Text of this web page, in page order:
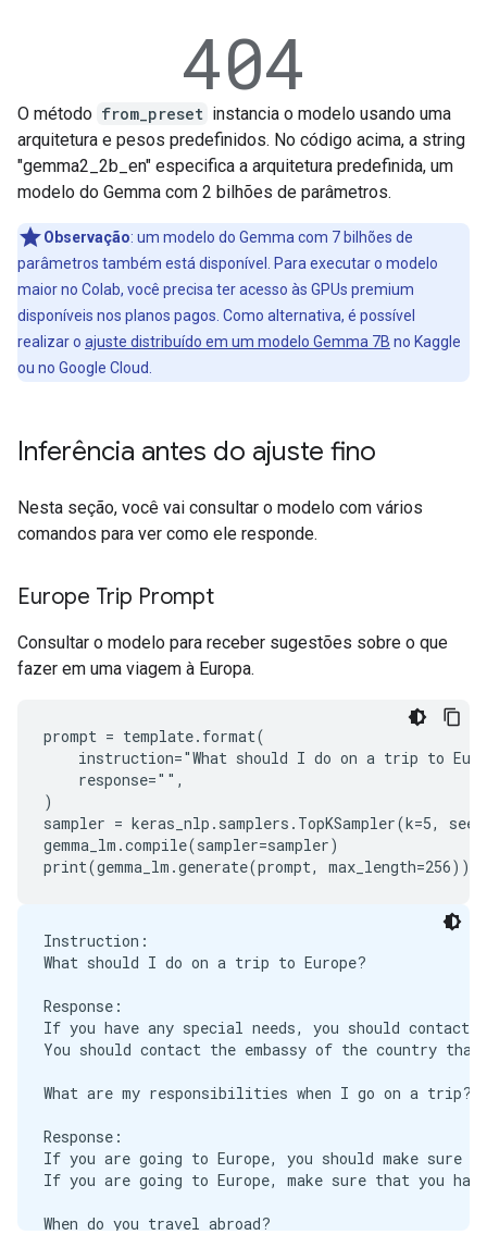
O método from_preset instancia o modelo usando uma
arquitetura e pesos predefinidos. No código acima, a string
"gemma2_2b_en" especifica a arquitetura predefinida, um
modelo do Gemma com 2 bilhões de parâmetros.
Observação: um modelo do Gemma com 7 bilhões de
parâmetros também está disponível. Para executar o modelo
maior no Colab, você precisa ter acesso às GPUs premium
disponíveis nos planos pagos. Como alternativa, é possível
realizar o ajuste distribuído em um modelo Gemma 7B no Kaggle
ou no Google Cloud.
Inferência antes do ajuste fino
Nesta seção, você vai consultar o modelo com vários
comandos para ver como ele responde.
Europe Trip Prompt
Consultar o modelo para receber sugestões sobre o que
fazer em uma viagem à Europa.
prompt = template.format(
instruction="What should I do on a trip to
    response="",
)
sampler = keras_nlp.samplers.TopKSampler(k=5,
gemma_lm.compile(sampler=sampler)
Instruction:
What should I do on a trip to Europe?
Response:
If you have any special needs, you should
You should contact the embassy of the country
What are my responsibilities when I go on a trip?
Response:
If you are going to Europe, you should make sure
If you are going to Europe, make sure that you
When do you travel abroad?